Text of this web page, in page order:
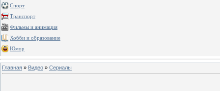
Спорт
Транспорт
Фильмы и анимация
Хобби и образование
Юмор
Главная » Видео » Сериалы